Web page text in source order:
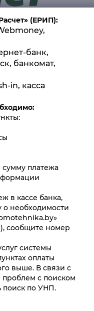
(ЕРИП):
банк,
банкомат,
in, касса
платежа
в кассе банка,
о необходимости
сообщите номер
системы
оплаты
выше. В связи с
проблем с поиском
поиск по УНП.